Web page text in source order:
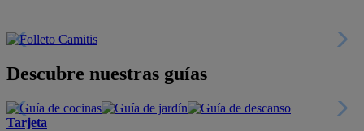
Descubre nuestras guías
Tarjeta